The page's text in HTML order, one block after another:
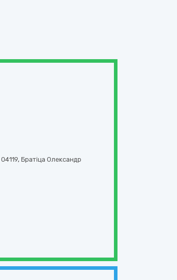
04119, Братіца Олександр